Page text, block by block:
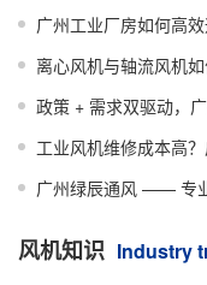
广州工业厂房如何高效通风
离心风机与轴流风机如何
政策 + 需求双驱动，
工业风机维修成本高？
广州绿辰通风 —— 专
风机知识 Industry